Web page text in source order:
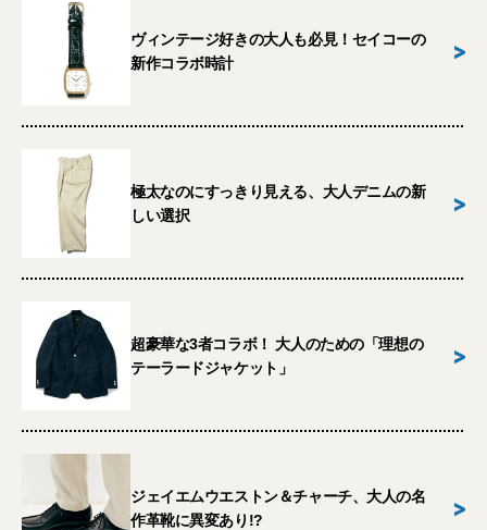
ヴィンテージ好きの大人も必見！セイコーの
新作コラボ時計
>
極太なのにすっきり見える、大人デニムの新
しい選択
>
超豪華な3者コラボ！ 大人のための「理想の
テーラードジャケット」
>
ジェイエムウエストン＆チャーチ、大人の名
作革靴に異変あり!?
>